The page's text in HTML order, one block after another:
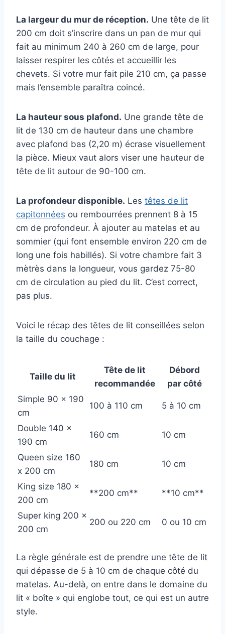
La largeur du mur de réception. Une tête de lit
200 cm doit s’inscrire dans un pan de mur qui
fait au minimum 240 à 260 cm de large, pour
laisser respirer les côtés et accueillir les
chevets. Si votre mur fait pile 210 cm, ça passe
mais l’ensemble paraîtra coincé.
La hauteur sous plafond. Une grande tête de
lit de 130 cm de hauteur dans une chambre
avec plafond bas (2,20 m) écrase visuellement
la pièce. Mieux vaut alors viser une hauteur de
tête de lit autour de 90-100 cm.
La profondeur disponible. Les têtes de lit
capitonnées ou rembourrées prennent 8 à 15
cm de profondeur. À ajouter au matelas et au
sommier (qui font ensemble environ 220 cm de
long une fois habillés). Si votre chambre fait 3
mètrès dans la longueur, vous gardez 75-80
cm de circulation au pied du lit. C’est correct,
pas plus.
Voici le récap des têtes de lit conseillées selon
la taille du couchage :
Taille du lit
Tête de lit
recommandée
Débord
par côté
Simple 90 x 190
cm
100 à 110 cm 5 à 10 cm
Double 140 x
190 cm
160 cm 10 cm
Queen size 160
x 200 cm
180 cm 10 cm
King size 180 x
200 cm
**200 cm** **10 cm**
Super king 200 x
200 cm
200 ou 220 cm 0 ou 10 cm
La règle générale est de prendre une tête de lit
qui dépasse de 5 à 10 cm de chaque côté du
matelas. Au-delà, on entre dans le domaine du
lit « boîte » qui englobe tout, ce qui est un autre
style.